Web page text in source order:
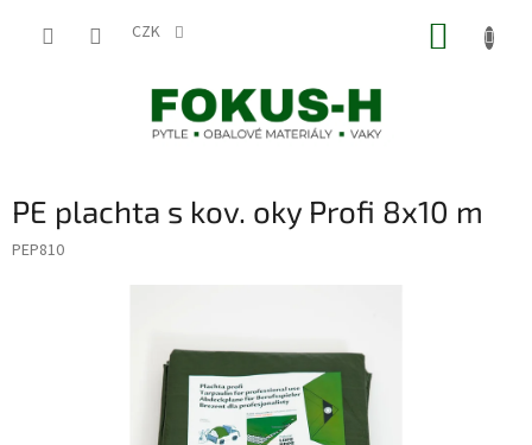
CZK
PE plachta s kov. oky Profi 8x10 m
PEP810